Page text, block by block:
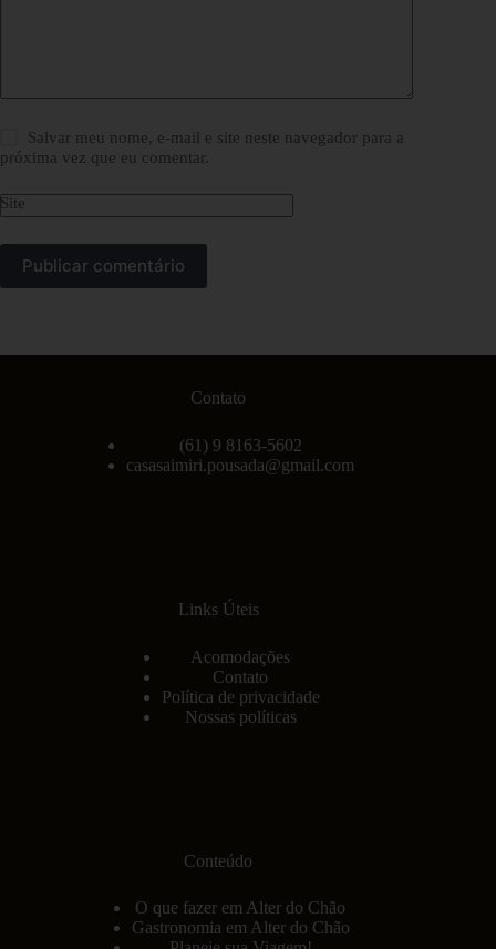
Salvar meu nome, e-mail e site neste navegador para a
próxima vez que eu comentar.
Site
Publicar comentário
Contato
(61) 9 8163-5602
casasaimiri.pousada@gmail.com
Links Úteis
Acomodações
Contato
Política de privacidade
Nossas políticas
Conteúdo
O que fazer em Alter do Chão
Gastronomia em Alter do Chão